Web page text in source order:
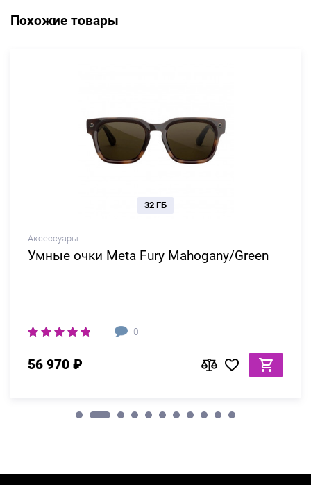
Похожие товары
Аксессуары
Умные очки Meta Fury Mahogany/Green
0
32 ГБ
56 970 ₽